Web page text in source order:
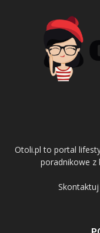
Otoli.pl to portal
poradnikowe z